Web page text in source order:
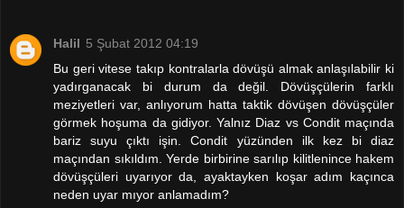
Halil 5 Şubat 2012 04:19
Bu geri vitese takıp kontralarla dövüşü almak anlaşılabilir ki
yadırganacak bi durum da değil. Dövüşçülerin farklı
meziyetleri var, anlıyorum hatta taktik dövüşen dövüşçüler
görmek hoşuma da gidiyor. Yalnız Diaz vs Condit maçında
bariz suyu çıktı işin. Condit yüzünden ilk kez bi diaz
maçından sıkıldım. Yerde birbirine sarılıp kilitlenince hakem
dövüşçüleri uyarıyor da, ayaktayken koşar adım kaçınca
neden uyar mıyor anlamadım?